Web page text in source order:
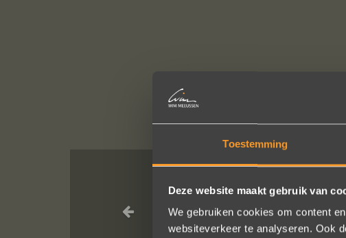
Toestemming
Deze website maakt gebruik van
We gebruiken cookies om content
websiteverkeer te analyseren. Ook
Een droom die
geholpen en ze